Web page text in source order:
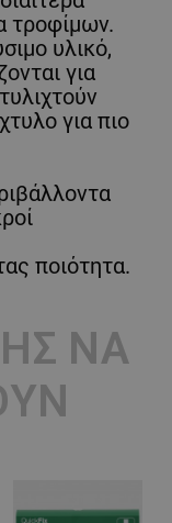
τροφίμων.
υλικό,
για
για πιο
ποιότητα.
ΝΑ